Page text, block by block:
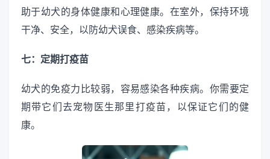
助于幼犬的身体健康和心理健康。在室外，保持环境
干净、安全，以防幼犬误食、感染疾病等。
七：定期打疫苗
幼犬的免疫力比较弱，容易感染各种疾病。你需要定
期带它们去宠物医生那里打疫苗，以保证它们的健
康。